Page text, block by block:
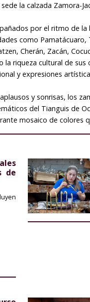
la calzada Zamora-
por el ritmo de la
como Pamatácuaro,
Cherán, Zacán,
la riqueza cultural de
y expresiones
y sonrisas, los
del Tianguis de
mosaico de colores
de